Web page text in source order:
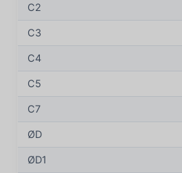
C2
C3
C4
C5
C7
ØD
ØD1